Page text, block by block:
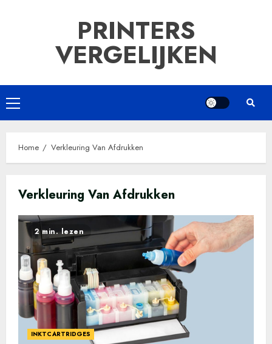
PRINTERS
VERGELIJKEN
Primair
menu
Home Verkleuring Van Afdrukken
Verkleuring Van Afdrukken
2 min. lezen
INKTCARTRIDGES